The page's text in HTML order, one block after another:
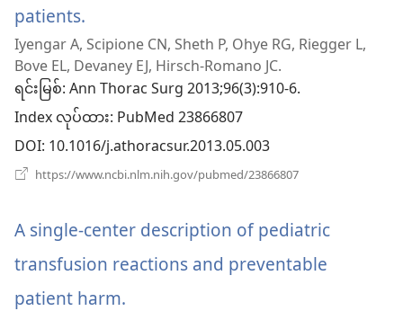
patients.
အသစ်
ဖွ
င့်
နေ
ပါ
တယ်)
Iyengar A, Scipione CN, Sheth P, Ohye RG, Riegger L,
Bove EL, Devaney EJ, Hirsch-Romano JC.
ရင်းမြစ်‎: Ann Thorac Surg 2013;96(3):910-6.
Index လုပ်ထား‎: PubMed 23866807
DOI‎: 10.1016/j.athoracsur.2013.05.003
https://www.ncbi.nlm.nih.gov/pubmed/23866807
င့်
နေ
ပါ
တယ်)
A single-center description of pediatric
transfusion reactions and preventable
patient harm.